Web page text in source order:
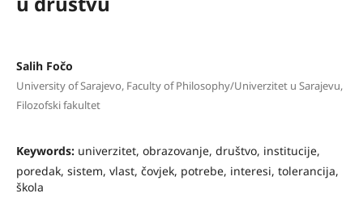
Salih Fočo
University of Sarajevo, Faculty of Philosophy/Univerzitet u Sarajevu,
Filozofski fakultet
Keywords: univerzitet, obrazovanje, društvo, institucije,
poredak, sistem, vlast, čovjek, potrebe, interesi, tolerancija,
škola